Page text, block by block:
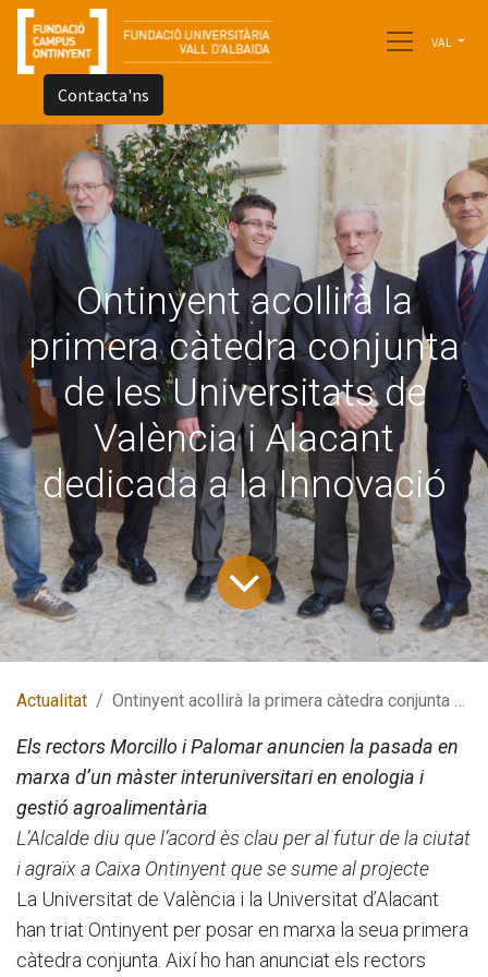
VAL
Contacta'ns
Ontinyent acollirà la
primera càtedra conjunta
de les Universitats de
València i Alacant
dedicada a la Innovació
Actualitat Ontinyent acollirà la primera càtedra conjunta de les Universitats de València i Alacant dedicada a la Innovació
Els rectors Morcillo i Palomar anuncien la pasada en
marxa d’un màster interuniversitari en enologia i
gestió agroalimentària
L’Alcalde diu que l’acord ès clau per al futur de la ciutat
i agraïx a Caixa Ontinyent que se sume al projecte
La Universitat de València i la Universitat d’Alacant
han triat Ontinyent per posar en marxa la seua primera
càtedra conjunta. Així ho han anunciat els rectors